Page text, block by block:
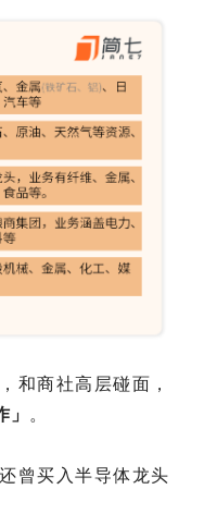
和商社高层碰面，
」 。
曾买入半导体龙头